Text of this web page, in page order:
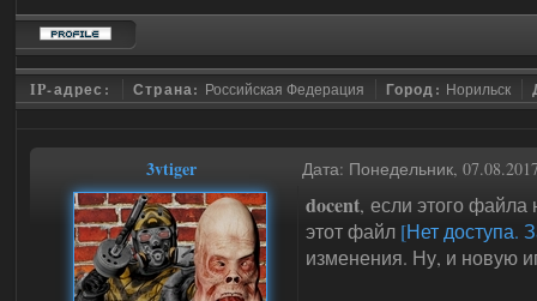
IP-адрес: Страна: Российская Федерация Город: Норильск
3vtiger Дата: Понедельник,
docent, если этого файла
этот файл [Нет доступа.
изменения. Ну, и новую